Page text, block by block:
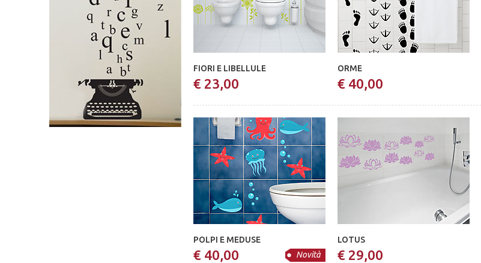
FIORI E LIBELLULE
€ 23,00
ORME
€ 40,00
Novità
POLPI E MEDUSE
€ 40,00
LOTUS
€ 29,00